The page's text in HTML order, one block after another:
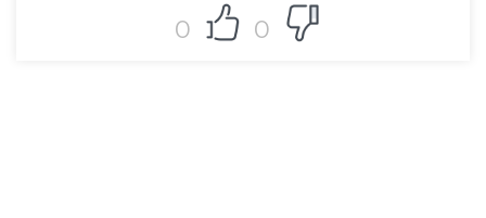
0 0